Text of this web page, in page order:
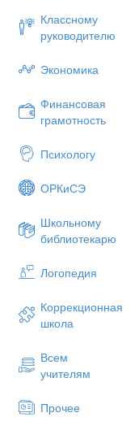
Классному
руководителю
Экономика
Финансовая
грамотность
Психологу
ОРКиСЭ
Школьному
библиотекарю
Логопедия
Коррекционная
школа
Всем
учителям
Прочее